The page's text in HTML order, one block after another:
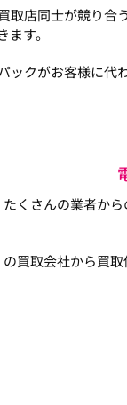
取店同士が競り合
す。
クがお客様に代
くさんの業者か
買取会社から買